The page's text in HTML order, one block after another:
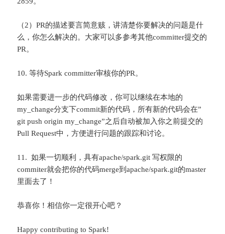
（2）PR的描述要言简意赅，讲清楚你要解决的问题是什
么，你怎么解决的。大家可以多参考其他committer提交的
PR。
10. 等待Spark committer审核你的PR。
如果需要进一步的代码修改，你可以继续在本地的
my_change分支下commit新的代码，所有新的代码会在”
git push origin my_change”之后自动被加入你之前提交的
Pull Request中，方便进行问题的跟踪和讨论。
11. 如果一切顺利，具有apache/spark.git 写权限的
commiter就会把你的代码merge到apache/spark.git的master
里面去了！
恭喜你！相信你一定很开心吧？
Happy contributing to Spark!